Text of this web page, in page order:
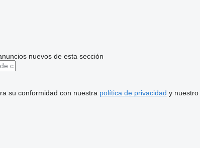
nuevos de esta sección
su conformidad con nuestra política de privacidad y nuestro